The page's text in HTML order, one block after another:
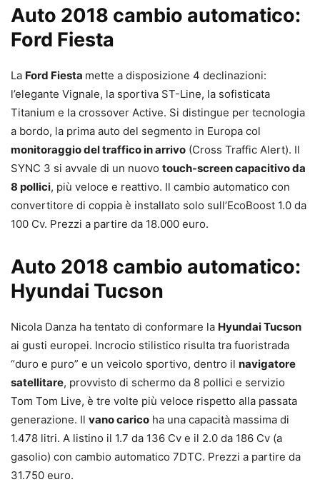
Auto 2018 cambio automatico:
Ford Fiesta
La Ford Fiesta mette a disposizione 4 declinazioni:
l’elegante Vignale, la sportiva ST-Line, la sofisticata
Titanium e la crossover Active. Si distingue per tecnologia
a bordo, la prima auto del segmento in Europa col
monitoraggio del traffico in arrivo (Cross Traffic Alert). Il
SYNC 3 si avvale di un nuovo touch-screen capacitivo da
8 pollici, più veloce e reattivo. Il cambio automatico con
convertitore di coppia è installato solo sull’EcoBoost 1.0 da
100 Cv. Prezzi a partire da 18.000 euro.
Auto 2018 cambio automatico:
Hyundai Tucson
Nicola Danza ha tentato di conformare la Hyundai Tucson
ai gusti europei. Incrocio stilistico risulta tra fuoristrada
“duro e puro” e un veicolo sportivo, dentro il navigatore
satellitare, provvisto di schermo da 8 pollici e servizio
Tom Tom Live, è tre volte più veloce rispetto alla passata
generazione. Il vano carico ha una capacità massima di
1.478 litri. A listino il 1.7 da 136 Cv e il 2.0 da 186 Cv (a
gasolio) con cambio automatico 7DTC. Prezzi a partire da
31.750 euro.